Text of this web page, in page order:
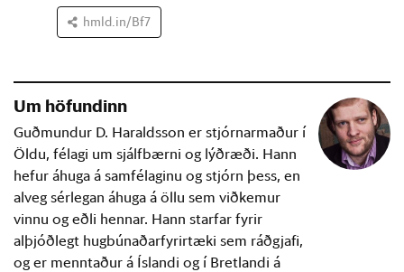
hmld.in/Bf7
Um höfundinn
Guðmundur D. Haraldsson er stjórnarmaður í
Öldu, félagi um sjálfbærni og lýðræði. Hann
hefur áhuga á samfélaginu og stjórn þess, en
alveg sérlegan áhuga á öllu sem viðkemur
vinnu og eðli hennar. Hann starfar fyrir
alþjóðlegt hugbúnaðarfyrirtæki sem ráðgjafi,
og er menntaður á Íslandi og í Bretlandi á